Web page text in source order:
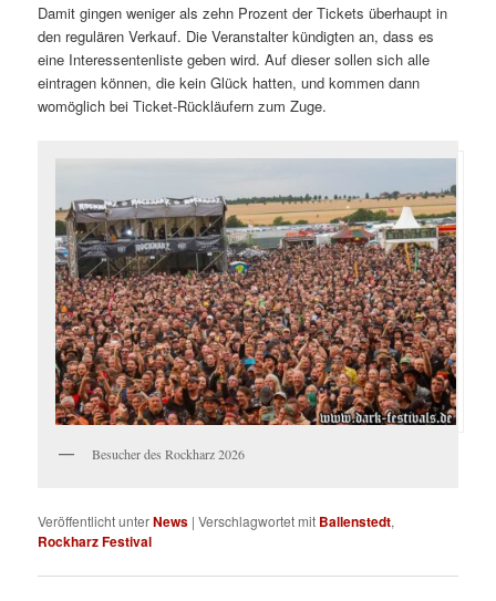
Damit gingen weniger als zehn Prozent der Tickets überhaupt in
den regulären Verkauf. Die Veranstalter kündigten an, dass es
eine Interessentenliste geben wird. Auf dieser sollen sich alle
eintragen können, die kein Glück hatten, und kommen dann
womöglich bei Ticket-Rückläufern zum Zuge.
Besucher des Rockharz 2026
Veröffentlicht unterNews |Verschlagwortet mit Ballenstedt,
Rockharz Festival